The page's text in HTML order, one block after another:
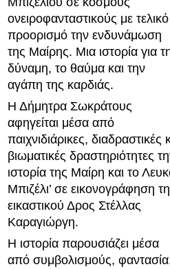
ονειροφανταστικούς με τελικό
προορισμό την ενδυνάμωση
της Μαίρης. Μια ιστορία για
δύναμη, το θαύμα και την
αγάπη της καρδιάς.
Η Δήμητρα Σωκράτους
αφηγείται μέσα από
παιχνιδιάρικες, διαδραστικές
βιωματικές δραστηριότητες
ιστορία της Μαίρη και το
Μπιζέλι’ σε εικονογράφηση
εικαστικού Δρος Στέλλας
Καραγιώργη.
Η ιστορία παρουσιάζει μέσα
από συμβολισμούς, φαντασία,